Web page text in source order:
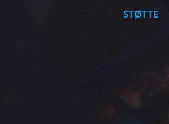
STØTTE